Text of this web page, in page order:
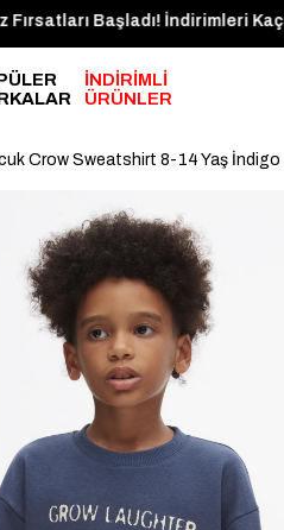
Kargoda!Yaz Fırsatları Başladı!
İNDİRİMLİ
ÜRÜNLER
Crow Sweatshirt 8-14 Yaş İndigo